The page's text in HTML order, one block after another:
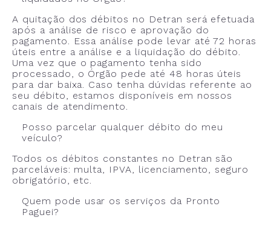
A quitação dos débitos no Detran será efetuada
após a análise de risco e aprovação do
pagamento. Essa análise pode levar até 72 horas
úteis entre a análise e a liquidação do débito.
Uma vez que o pagamento tenha sido
processado, o Órgão pede até 48 horas úteis
para dar baixa. Caso tenha dúvidas referente ao
seu débito, estamos disponíveis em nossos
canais de atendimento.
Posso parcelar qualquer débito do meu
veículo?
Todos os débitos constantes no Detran são
parceláveis: multa, IPVA, licenciamento, seguro
obrigatório, etc.
Quem pode usar os serviços da Pronto
Paguei?